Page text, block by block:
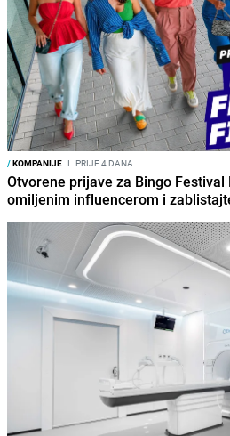
/KOMPANIJE I PRIJE 4 DANA
Otvorene prijave za Bingo
omiljenim influencerom i